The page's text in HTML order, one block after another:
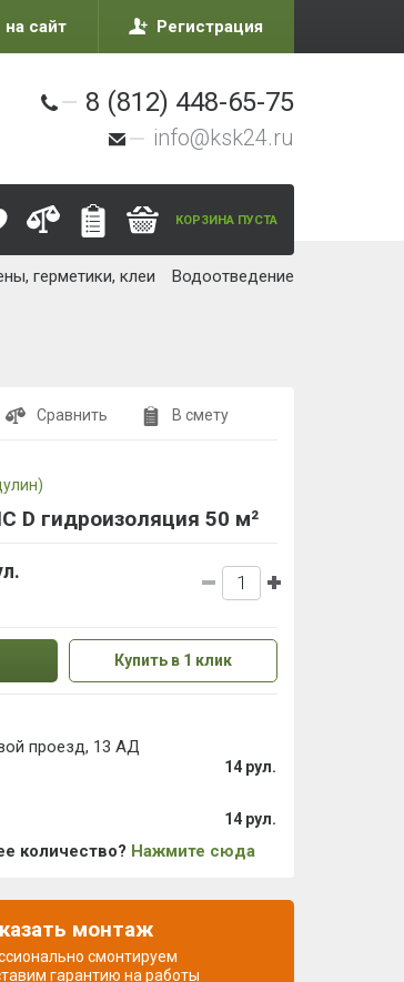
на сайт Регистрация
8 (812) 448-65-75
info@ksk24.ru
КОРЗИНА ПУСТА
герметики, клеи Водоотведение
Сравнить В смету
D гидроизоляция 50 м²
Купить в 1 клик
проезд, 13 АД
14 рул.
14 рул.
количество? Нажмите сюда
монтаж
смонтируем
гарантию на работы